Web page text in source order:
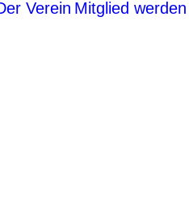
Verein Mitglied werden